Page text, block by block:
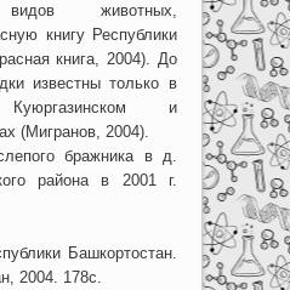
видов животных,
книгу Республики
книга, 2004). До
известны только в
и
(Мигранов, 2004).
бражника в д.
района в 2001 г.
Башкортостан.
2004. 178с.